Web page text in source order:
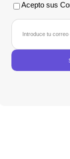
Acepto sus
Correo
electrónico*